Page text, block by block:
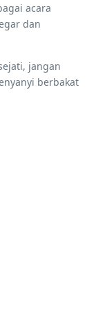
acara
dan
jangan
berbakat